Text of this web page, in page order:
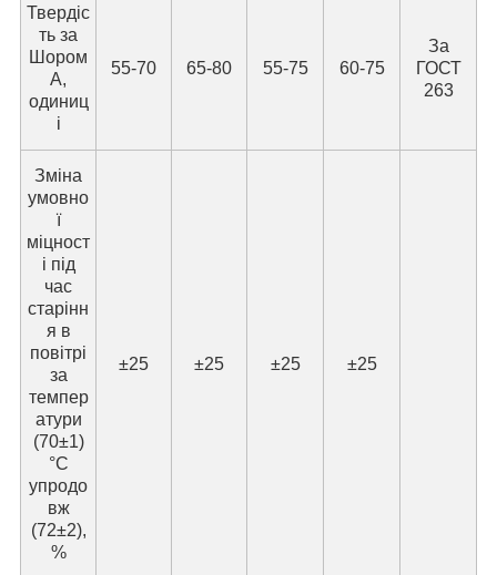
Твердіс
ть за
Шором
А,
одиниц
і
55-70 65-80 55-75 60-75
За
ГОСТ
263
Зміна
умовно
ї
міцност
і під
час
старінн
я в
повітрі
за
темпер
атури
(70±1)
°C
упродо
вж
(72±2),
%
±25 ±25 ±25 ±25